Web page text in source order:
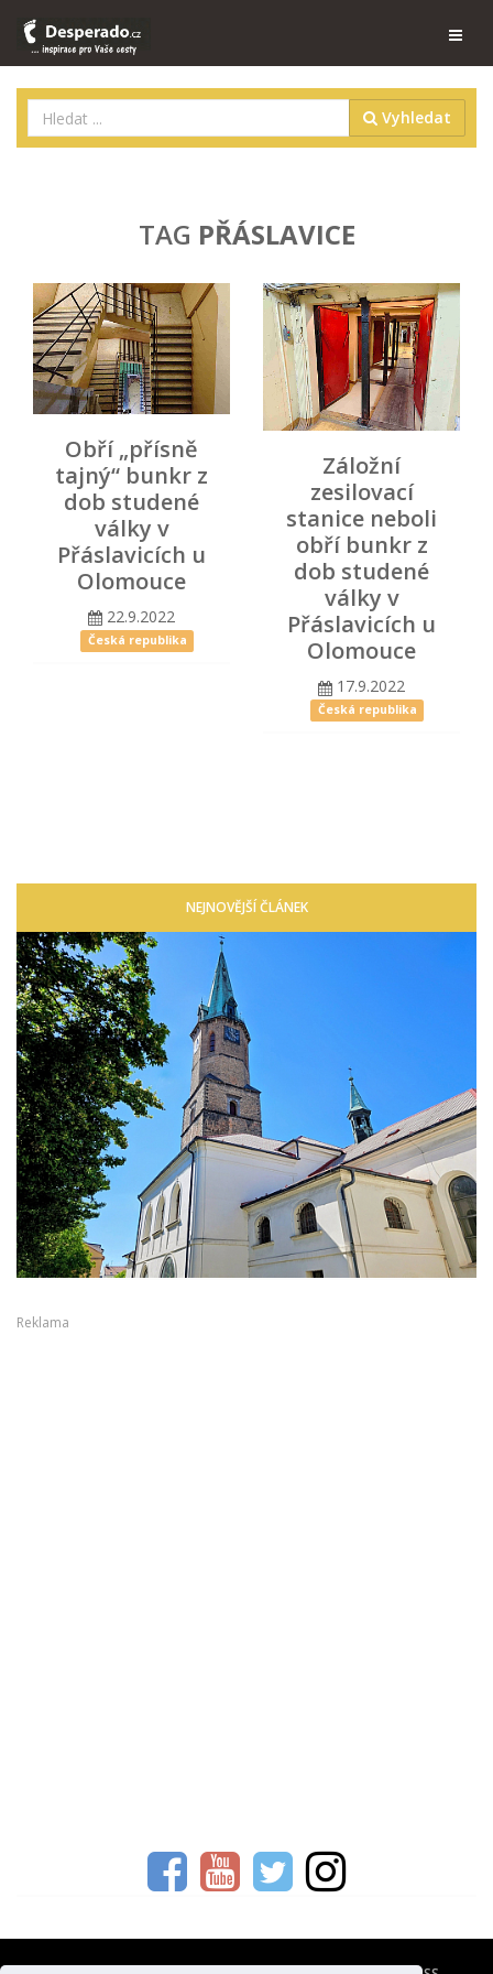
Vyhledat
TAG PŘÁSLAVICE
Obří „přísně
tajný“ bunkr z
dob studené
války v
Přáslavicích u
Olomouce
22.9.2022
Česká republika
Záložní
zesilovací
stanice neboli
obří bunkr z
dob studené
války v
Přáslavicích u
Olomouce
17.9.2022
Česká republika
NEJNOVĚJŠÍ ČLÁNEK
Reklama